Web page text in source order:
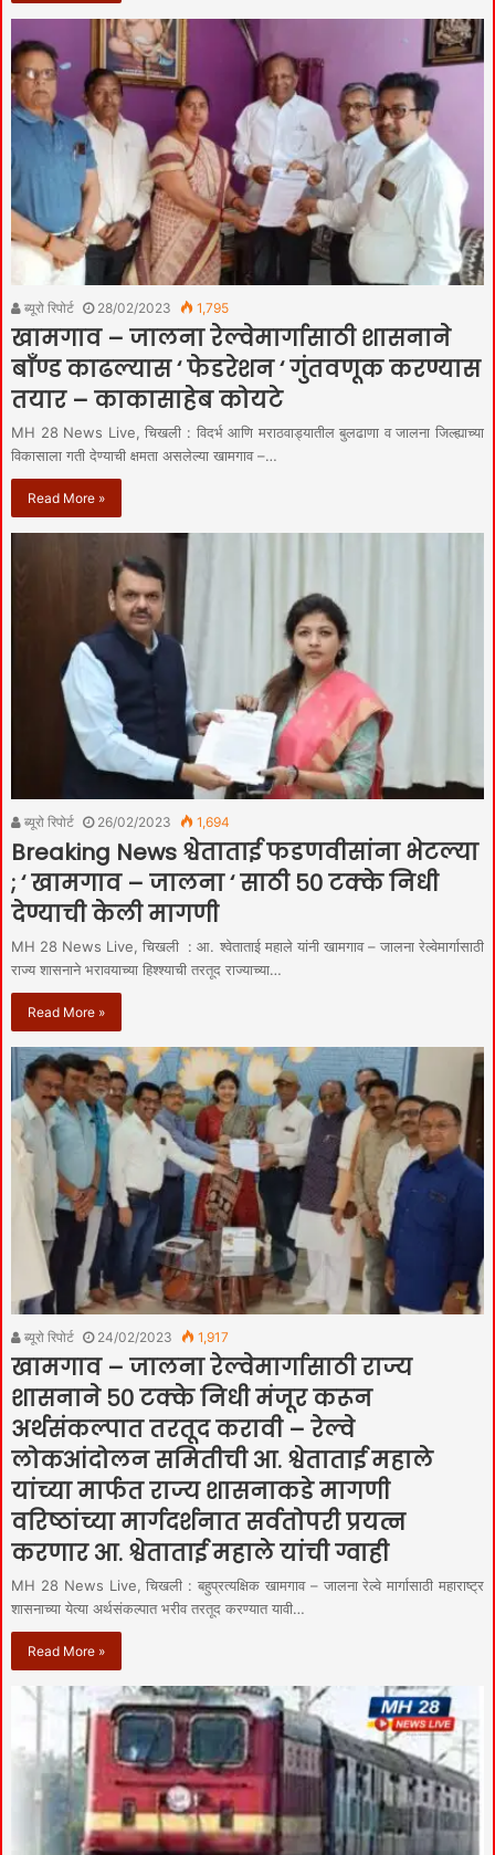
ब्यूरो रिपोर्ट 28/02/2023 1,795
खामगाव – जालना रेल्वेमार्गासाठी शासनाने
बाँण्ड काढल्यास ‘ फेडरेशन ‘ गुंतवणूक करण्यास
तयार – काकासाहेब कोयटे
MH 28 News Live, चिखली : विदर्भ आणि मराठवाड्यातील बुलढाणा व जालना जिल्ह्याच्या
विकासाला गती देण्याची क्षमता असलेल्या खामगाव –…
Read More »
ब्यूरो रिपोर्ट 26/02/2023 1,694
Breaking News श्वेताताई फडणवीसांना भेटल्या
; ‘ खामगाव – जालना ‘ साठी ५० टक्के निधी
देण्याची केली मागणी
MH 28 News Live, चिखली : आ. श्वेताताई महाले यांनी खामगाव – जालना रेल्वेमार्गासाठी
राज्य शासनाने भरावयाच्या हिश्श्याची तरतूद राज्याच्या…
Read More »
ब्यूरो रिपोर्ट 24/02/2023 1,917
खामगाव – जालना रेल्वेमार्गासाठी राज्य
शासनाने ५० टक्के निधी मंजूर करून
अर्थसंकल्पात तरतूद करावी – रेल्वे
लोकआंदोलन समितीची आ. श्वेताताई महाले
यांच्या मार्फत राज्य शासनाकडे मागणी
वरिष्ठांच्या मार्गदर्शनात सर्वतोपरी प्रयत्न
करणार आ. श्वेताताई महाले यांची ग्वाही
MH 28 News Live, चिखली : बहुप्रत्यक्षिक खामगाव – जालना रेल्वे मार्गासाठी महाराष्ट्र
शासनाच्या येत्या अर्थसंकल्पात भरीव तरतूद करण्यात यावी…
Read More »